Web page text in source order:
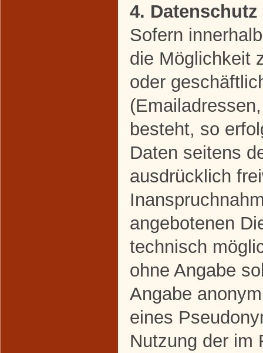
4. Datenschutz
Sofern
die Möglichkeit
oder
besteht, so
Daten seitens
ausdrücklich
angebotenen
technisch
ohne Angabe
Angabe
eines
Nutzung der im